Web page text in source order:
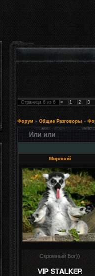
Страница 6 из 6 « 1 2 3
Форум » Общие Разговоры »
Или или
Мировой
Скромный Бог))